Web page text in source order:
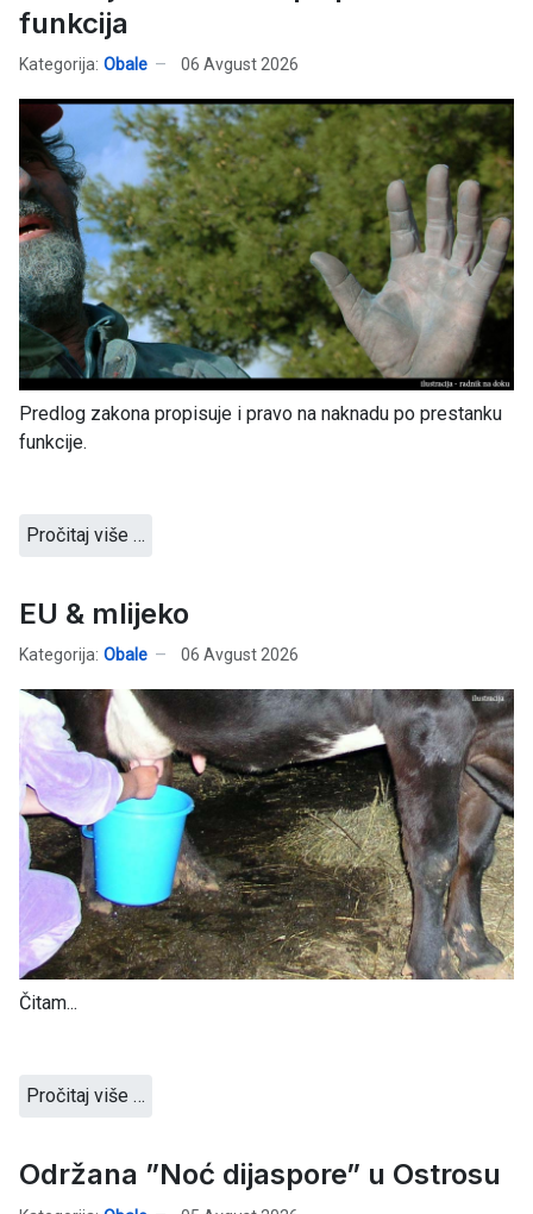
funkcija
Kategorija: Obale 06 Avgust 2026
Predlog zakona propisuje i pravo na naknadu po prestanku
funkcije.
Pročitaj više …
EU & mlijeko
Kategorija: Obale 06 Avgust 2026
Čitam...
Pročitaj više …
Održana ”Noć dijaspore” u Ostrosu